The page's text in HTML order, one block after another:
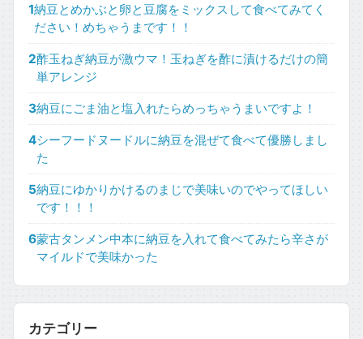
1納豆とめかぶと卵と豆腐をミックスして食べてみてく
ださい！めちゃうまです！！
2酢玉ねぎ納豆が激ウマ！玉ねぎを酢に漬けるだけの簡
単アレンジ
3納豆にごま油と塩入れたらめっちゃうまいですよ！
4シーフードヌードルに納豆を混ぜて食べて優勝しまし
た
5納豆にゆかりかけるのまじで美味いのでやってほしい
です！！！
6蒙古タンメン中本に納豆を入れて食べてみたら辛さが
マイルドで美味かった
カテゴリー